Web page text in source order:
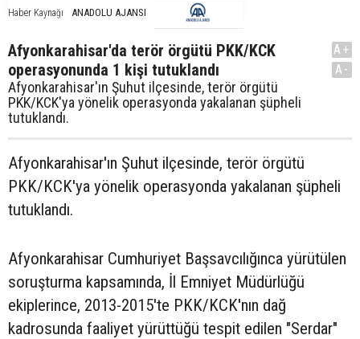
Haber Kaynağı ANADOLU AJANSI
Afyonkarahisar'da terör örgütü PKK/KCK
operasyonunda 1 kişi tutuklandı
Afyonkarahisar'ın Şuhut ilçesinde, terör örgütü
PKK/KCK'ya yönelik operasyonda yakalanan şüpheli
tutuklandı.
A+
A-
Afyonkarahisar'ın Şuhut ilçesinde, terör örgütü
PKK/KCK'ya yönelik operasyonda yakalanan şüpheli
tutuklandı.
Afyonkarahisar Cumhuriyet Başsavcılığınca yürütülen
soruşturma kapsamında, İl Emniyet Müdürlüğü
ekiplerince, 2013-2015'te PKK/KCK'nın dağ
kadrosunda faaliyet yürüttüğü tespit edilen "Serdar"